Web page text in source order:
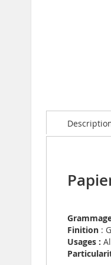
of
images
Finition :
Usages :